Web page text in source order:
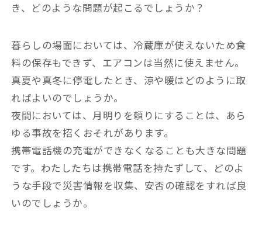
き、どのような問題が起こるでしょうか？
暮らしの場面においては、冷蔵庫が使えないため食
料の保存もできず、エアコンは当然に使えません。
真夏や真冬に停電したとき、涼や暖はどのように取
ればよいのでしょうか。
夜間においては、月明りを頼りにすることは、あら
ゆる事故を招くおそれがあります。
携帯電話機の充電ができなくなることも大きな問題
です。わたしたちは携帯電話を持たずして、どのよ
うな手段で災害情報を収集、安否の確認をすれば良
いのでしょうか。